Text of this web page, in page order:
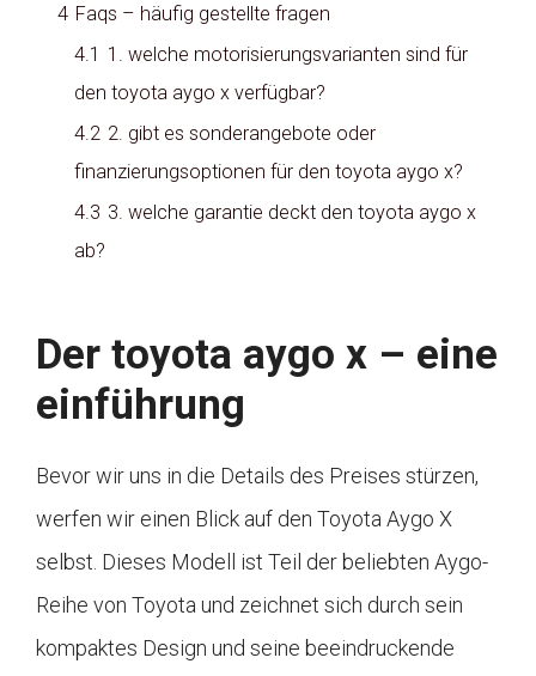
4 Faqs – häufig gestellte fragen
4.1 1. welche motorisierungsvarianten sind für
den toyota aygo x verfügbar?
4.2 2. gibt es sonderangebote oder
finanzierungsoptionen für den toyota aygo x?
4.3 3. welche garantie deckt den toyota aygo x
ab?
Der toyota aygo x – eine
einführung
Bevor wir uns in die Details des Preises stürzen,
werfen wir einen Blick auf den Toyota Aygo X
selbst. Dieses Modell ist Teil der beliebten Aygo-
Reihe von Toyota und zeichnet sich durch sein
kompaktes Design und seine beeindruckende